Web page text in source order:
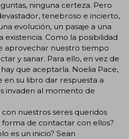
ninguna certeza. Pero
tenebroso e incierto,
evolución, un pasaje a una
existencia. Como la posibilidad
aprovechar nuestro tiempo
y sanar. Para ello, en vez de
que aceptarla. Noelia Pace,
en su libro dar respuesta a
invaden al momento de
con nuestros seres queridos
de contactar con ellos?
es un inicio? Sean